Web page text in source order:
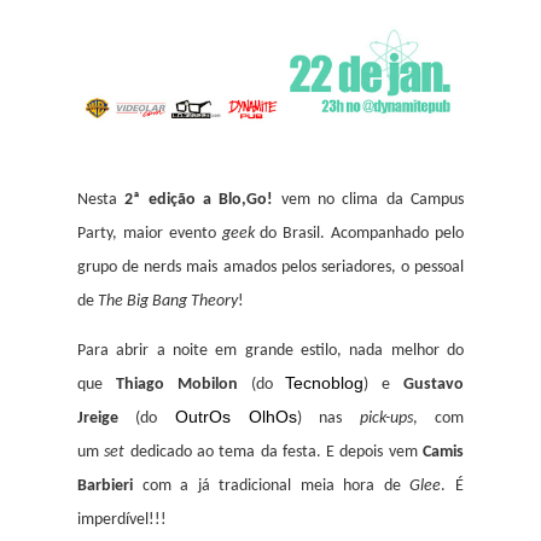
Nesta2ª edição a Blo,Go! vem no clima da Campus
Party, maior evento geekdo Brasil. Acompanhado pelo
grupo de nerds mais amados pelos seriadores, o pessoal
de The Big Bang Theory!
Para abrir a noite em grande estilo, nada melhor do
que Thiago Mobilon (do Tecnoblog) eGustavo
Jreige (do OutrOs OlhOs) nas pick-ups, com
umset dedicado ao tema da festa. E depois vemCamis
Barbieri com a já tradicional meia hora deGlee. É
imperdível!!!